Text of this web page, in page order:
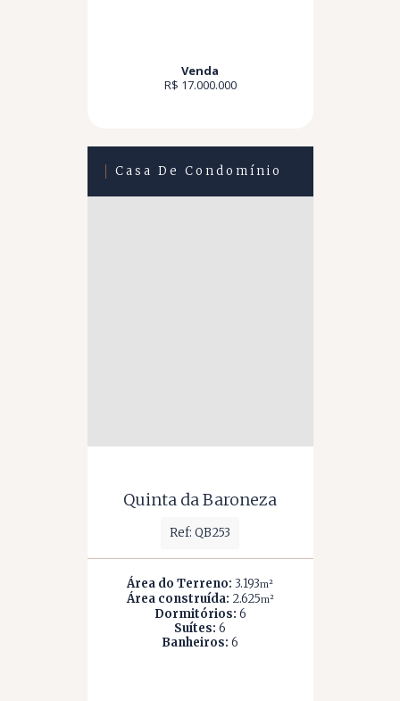
Venda
R$ 17.000.000
Casa De Condomínio
Quinta da Baroneza
Ref: QB253
Área do Terreno: 3.193m²
Área construída: 2.625m²
Dormitórios: 6
Suítes: 6
Banheiros: 6